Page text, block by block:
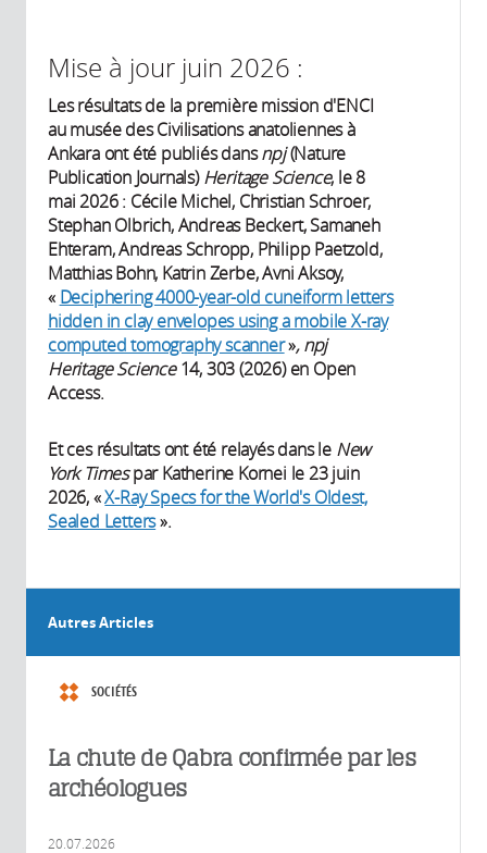
Mise à jour juin 2026 :
Les résultats de la première mission d'ENCI
au musée des Civilisations anatoliennes à
Ankara ont été publiés dansnpj(Nature
Publication Journals)Heritage Science, le 8
mai 2026 : Cécile Michel, Christian Schroer,
Stephan Olbrich, Andreas Beckert, Samaneh
Ehteram, Andreas Schropp, Philipp Paetzold,
Matthias Bohn, Katrin Zerbe, Avni Aksoy,
« Deciphering 4000-year-old cuneiform letters
hidden in clay envelopes using a mobile X-ray
computed tomography scanner», npj
Heritage Science14, 303 (2026) en Open
Access.
Et ces résultats ont été relayés dans le New
York Timespar Katherine Kornei le 23 juin
2026, «X-Ray Specs for the World's Oldest,
Sealed Letters».
Autres Articles
SOCIÉTÉS
La chute de Qabra confirmée par les
archéologues
20.07.2026